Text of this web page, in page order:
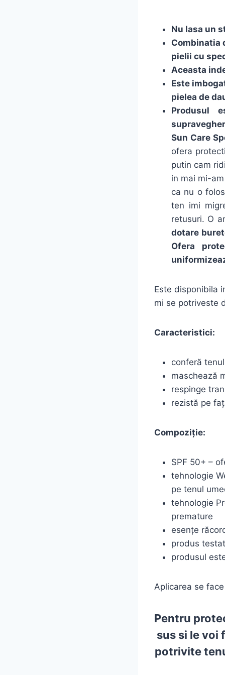
Nu lasa un
Combinatia
pielii cu
Aceasta
Este
pielea de
Produsul
Sun Care
ofera
putin cam
in mai mi-
ca nu o
ten imi
retusuri. O
dotare
Ofera
Este disponibila
mi se potriveste
Caracteristici:
conferă
maschează
respinge
rezistă pe
Compoziție:
SPF 50+ –
tehnologie
pe tenul
tehnologie
premature
esențe
produs
produsul
Aplicarea se
Pentru
sus si le voi
potrivite